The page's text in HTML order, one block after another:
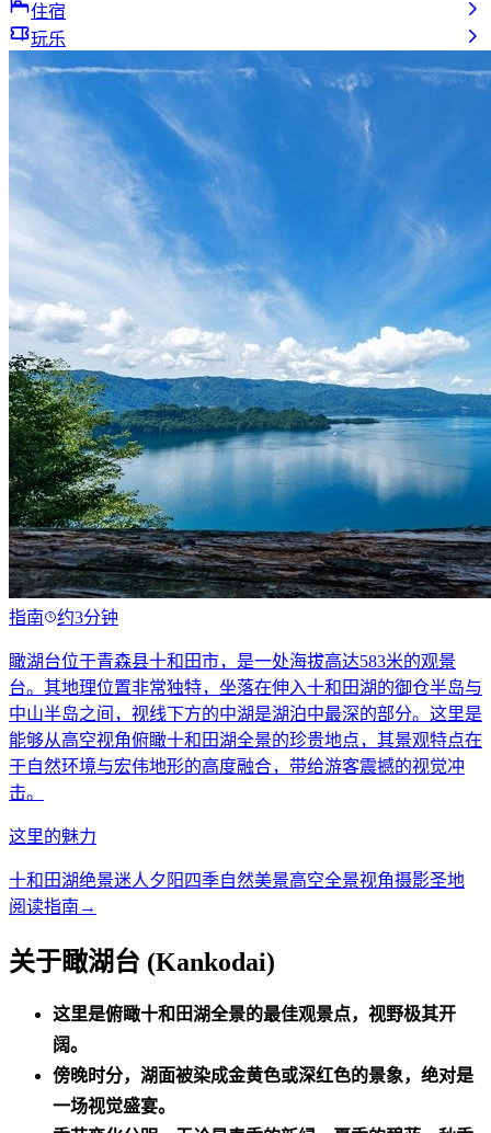
住宿
玩乐
指南 约3分钟
瞰湖台位于青森县十和田市，是一处海拔高达583米的观景
台。其地理位置非常独特，坐落在伸入十和田湖的御仓半岛与
中山半岛之间，视线下方的中湖是湖泊中最深的部分。这里是
能够从高空视角俯瞰十和田湖全景的珍贵地点，其景观特点在
于自然环境与宏伟地形的高度融合，带给游客震撼的视觉冲
击。
这里的魅力
十和田湖绝景迷人夕阳 四季自然美景高空全景视角摄影圣地
阅读指南 →
关于瞰湖台 (Kankodai)
这里是俯瞰十和田湖全景的最佳观景点，视野极其开
阔。
傍晚时分，湖面被染成金黄色或深红色的景象，绝对是
一场视觉盛宴。